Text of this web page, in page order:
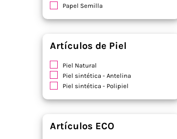
Papel Semilla
Artículos de Piel
Piel Natural
Piel sintética - Antelina
Piel sintética - Polipiel
Artículos ECO